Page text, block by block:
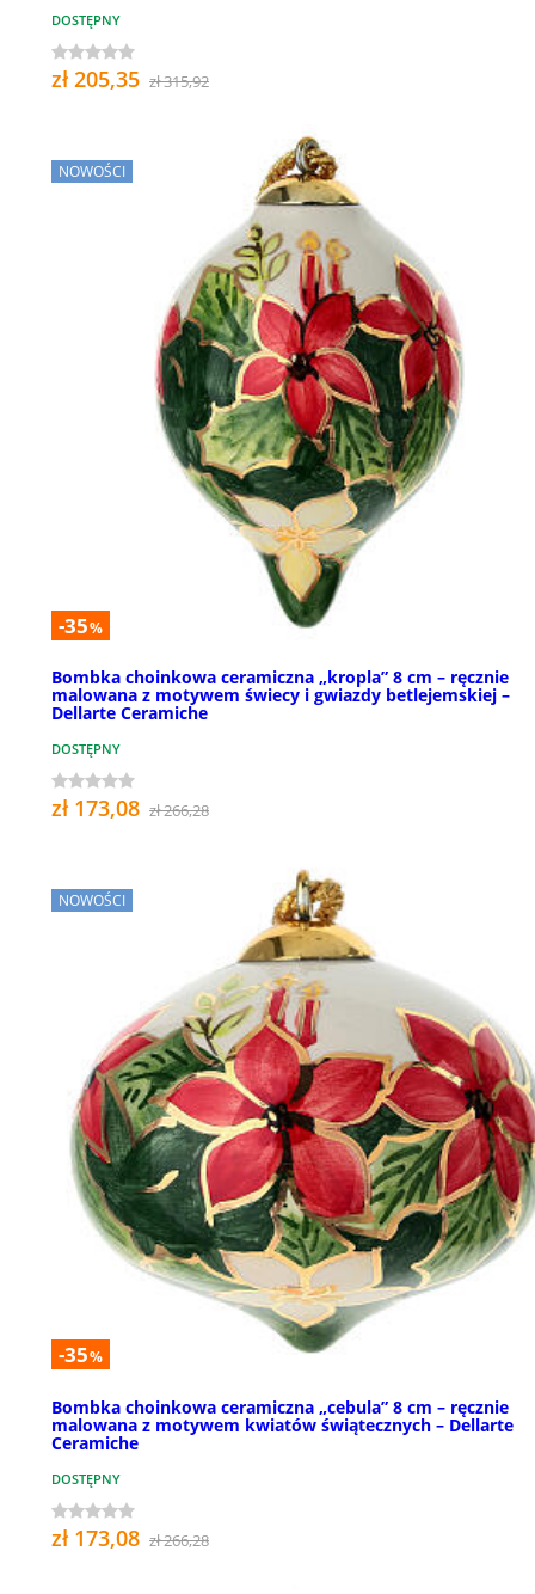
DOSTĘPNY
zł 205,35 zł 315,92
NOWOŚCI
-35%
Bombka choinkowa ceramiczna „kropla” 8 cm – ręcznie
malowana z motywem świecy i gwiazdy betlejemskiej –
Dellarte Ceramiche
DOSTĘPNY
zł 173,08 zł 266,28
NOWOŚCI
-35%
Bombka choinkowa ceramiczna „cebula” 8 cm – ręcznie
malowana z motywem kwiatów świątecznych – Dellarte
Ceramiche
DOSTĘPNY
zł 173,08 zł 266,28